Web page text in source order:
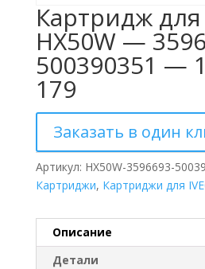
Картридж
HX50W —
500390351 —
179
Заказать в один
Артикул: HX50W-3596693-
Картриджи, Картриджи для
Описание
Детали